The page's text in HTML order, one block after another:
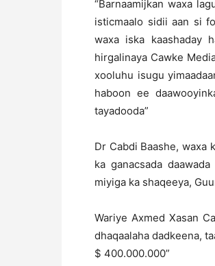
“Barnaamijkan waxa
isticmaalo sidii aan si
waxa iska kaashaday
hirgalinaya Cawke
xooluhu isugu
haboon ee
tayadooda”
Dr Cabdi Baashe, waxa
ka ganacsada
miyiga ka shaqeeya,
Wariye Axmed Xasan
dhaqaalaha dadkeena,
$ 400.000.000”